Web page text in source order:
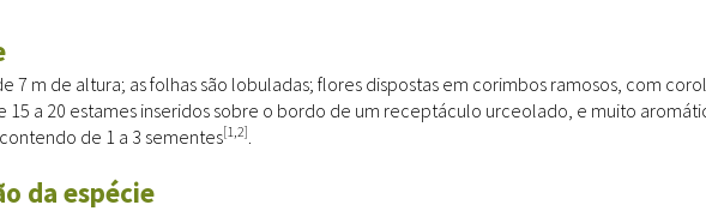
7 m de altura; as folhas são lobuladas; flores dispostas em corimbos ramosos, com
a 20 estames inseridos sobre o bordo de um receptáculo urceolado, e muito
de 1 a 3 sementes[1,2]
da espécie